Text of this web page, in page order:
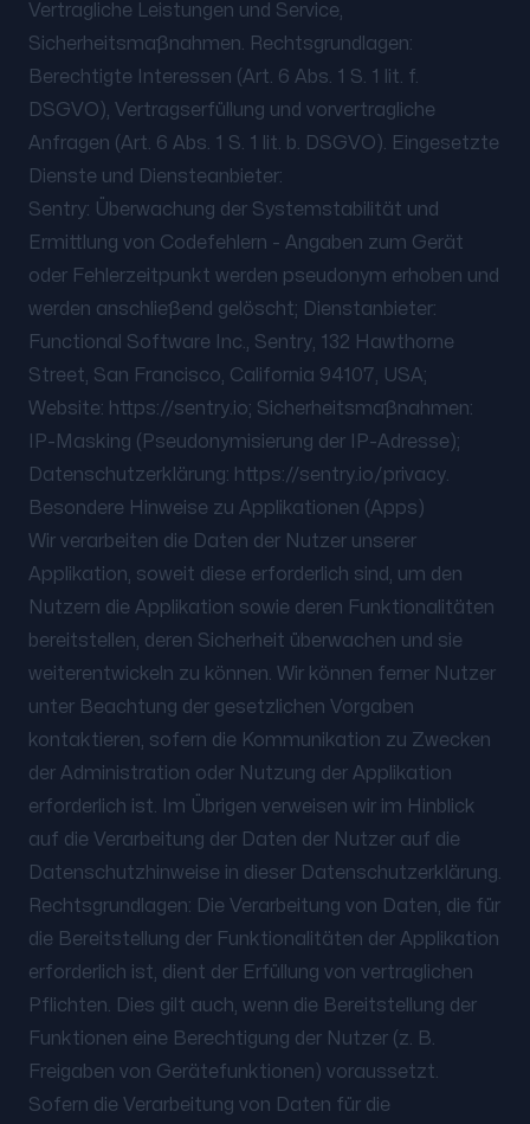
Vertragliche Leistungen und Service,
Sicherheitsmaßnahmen. Rechtsgrundlagen:
Berechtigte Interessen (Art. 6 Abs. 1 S. 1 lit. f.
DSGVO), Vertragserfüllung und vorvertragliche
Anfragen (Art. 6 Abs. 1 S. 1 lit. b. DSGVO). Eingesetzte
Dienste und Diensteanbieter:
Sentry: Überwachung der Systemstabilität und
Ermittlung von Codefehlern - Angaben zum Gerät
oder Fehlerzeitpunkt werden pseudonym erhoben und
werden anschließend gelöscht; Dienstanbieter:
Functional Software Inc., Sentry, 132 Hawthorne
Street, San Francisco, California 94107, USA;
Website: https://sentry.io; Sicherheitsmaßnahmen:
IP-Masking (Pseudonymisierung der IP-Adresse);
Datenschutzerklärung: https://sentry.io/privacy.
Besondere Hinweise zu Applikationen (Apps)
Wir verarbeiten die Daten der Nutzer unserer
Applikation, soweit diese erforderlich sind, um den
Nutzern die Applikation sowie deren Funktionalitäten
bereitstellen, deren Sicherheit überwachen und sie
weiterentwickeln zu können. Wir können ferner Nutzer
unter Beachtung der gesetzlichen Vorgaben
kontaktieren, sofern die Kommunikation zu Zwecken
der Administration oder Nutzung der Applikation
erforderlich ist. Im Übrigen verweisen wir im Hinblick
auf die Verarbeitung der Daten der Nutzer auf die
Datenschutzhinweise in dieser Datenschutzerklärung.
Rechtsgrundlagen: Die Verarbeitung von Daten, die für
die Bereitstellung der Funktionalitäten der Applikation
erforderlich ist, dient der Erfüllung von vertraglichen
Pflichten. Dies gilt auch, wenn die Bereitstellung der
Funktionen eine Berechtigung der Nutzer (z. B.
Freigaben von Gerätefunktionen) voraussetzt.
Sofern die Verarbeitung von Daten für die